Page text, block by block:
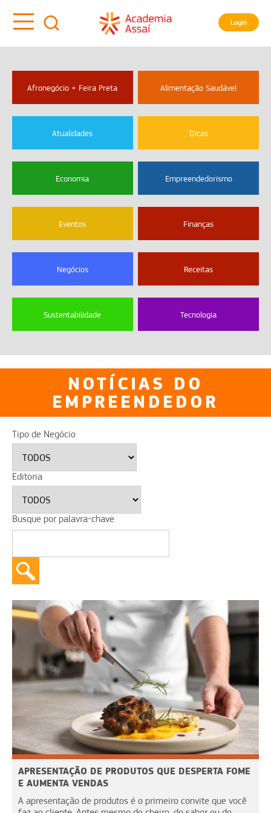
Login
Afronegócio + Feira Preta Alimentação Saudável
Atualidades Dicas
Economia Empreendedorismo
Eventos Finanças
Negócios Receitas
Sustentabilidade Tecnologia
NOTÍCIAS DO
EMPREENDEDOR
Tipo de Negócio
Editoria
Busque por palavra-chave
APRESENTAÇÃO DE PRODUTOS QUE DESPERTA FOME
E AUMENTA VENDAS
A apresentação de produtos é o primeiro convite que você